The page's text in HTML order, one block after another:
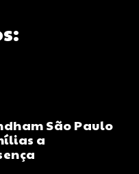
São Paulo
a